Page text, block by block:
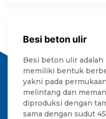
Besi beton ulir
Besi beton ulir
memiliki bentuk
yakni pada
melintang dan
diproduksi dengan
sama dengan sudut